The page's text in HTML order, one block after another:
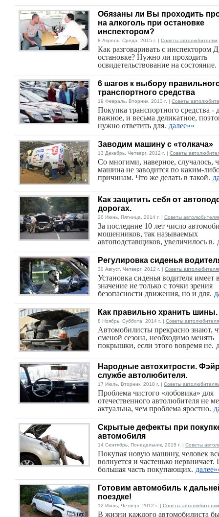
Обязаны ли Вы проходить
на алкоголь при остановке
инспектором?
8 Апрель, Среда, 2015 г. | Советы автолюбителям
Как разговаривать с инспектором
остановке? Нужно ли проходить
освидетельствование на состояние.
6 шагов к выбору
транспортного средства
19 Февраль, Вторник, 2013 г. | Советы
Покупка транспортного средства -
важное, и весьма деликатное,
нужно ответить для. далее»»
Заводим машину с «толкача»
13 Декабрь, Четверг, 2012 г. | Советы
Со многими, наверное, случалось,
машина не заводится по каким-
причинам. Что же делать в такой.
Как защитить себя от
дорогах.
20 Июнь, Пятница, 2014 г. | Советы
За последние 10 лет число
мошенников, так называемых
автоподставщиков, увеличилось в.
Регулировка сиденья
30 Август, Четверг, 2012 г. | Советы
Установка сиденья водителя имеет
значение не только с точки зрения
безопасности движения, но и для.
Как правильно хранить шины.
8 Ноябрь, Суббота, 2014 г. | Советы
Автомобилисты прекрасно знают,
сменой сезона, необходимо менять
покрышки, если этого вовремя не.
Народные автохитрости.
службе автолюбителя.
17 Июль, Вторник, 2018 г. | Советы
Проблема чистого «лобовика» для
отечественного автолюбителя не
актуальна, чем проблема яростно.
Скрытые дефекты при
автомобиля
14 Сентябрь, Понедельник, 2015 г. | Советы
Покупая новую машину, человек
волнуется и частенько
большая часть покупающих.
Готовим автомобиль к
поездке!
12 Июль, Четверг, 2012 г. | Советы автолюбителям
В жизни каждого автомобилиста